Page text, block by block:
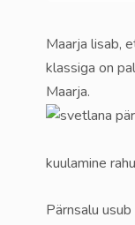
Maarja lisab,
klassiga on
Maarja.
kuulamine
Pärnsalu